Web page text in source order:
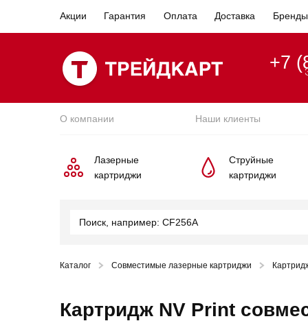
Акции Гарантия Оплата Доставка Бренды
+7
О компании Наши клиенты
Лазерные
картриджи
Струйные
картриджи
Каталог Совместимые лазерные картриджи
Картридж NV Print